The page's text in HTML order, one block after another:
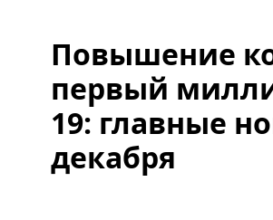
Повышение
первый
19: главные
декабря